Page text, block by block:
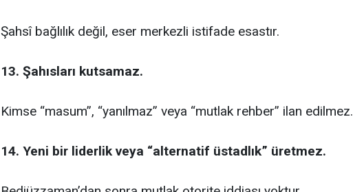
Şahsî bağlılık değil, eser merkezli istifade esastır.
13. Şahısları kutsamaz.
Kimse “masum”, “yanılmaz” veya “mutlak rehber” ilan edilmez.
14. Yeni bir liderlik veya “alternatif üstadlık” üretmez.